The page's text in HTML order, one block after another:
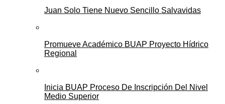
Juan Solo Tiene Nuevo Sencillo Salvavidas
Promueve Académico BUAP Proyecto Hídrico
Regional
Inicia BUAP Proceso De Inscripción Del Nivel
Medio Superior